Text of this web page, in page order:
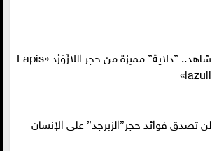
شاهد.. ”دلاية” مميزة من حجر اللازَوَرْد «Lapis
lazuli»
لن تصدق فوائد حجر”الزبرجد” على الإنسان